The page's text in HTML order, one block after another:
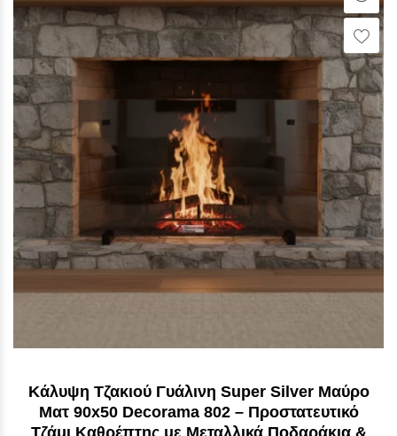
Κάλυψη Τζακιού Γυάλινη Super Silver Μαύρο
Ματ 90x50 Decorama 802 – Προστατευτικό